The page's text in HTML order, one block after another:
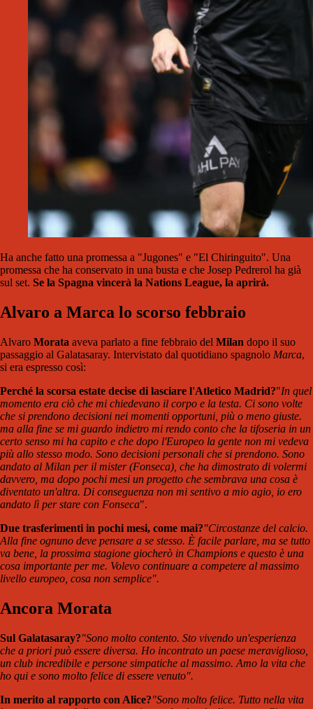
Ha anche fatto una promessa a "Jugones" e "El Chiringuito". Una
promessa che ha conservato in una busta e che Josep Pedrerol ha già
sul set. Se la Spagna vincerà la Nations League, la aprirà.
Alvaro a Marca lo scorso febbraio
Alvaro Morata aveva parlato a fine febbraio del Milan dopo il suo
passaggio al Galatasaray. Intervistato dal quotidiano spagnolo Marca,
si era espresso così:
Perché la scorsa estate decise di lasciare l'Atletico Madrid?"In quel
momento era ciò che mi chiedevano il corpo e la testa. Ci sono volte
che si prendono decisioni nei momenti opportuni, più o meno giuste.
ma alla fine se mi guardo indietro mi rendo conto che la tifoseria in un
certo senso mi ha capito e che dopo l'Europeo la gente non mi vedeva
più allo stesso modo. Sono decisioni personali che si prendono. Sono
andato al Milan per il mister (Fonseca), che ha dimostrato di volermi
davvero, ma dopo pochi mesi un progetto che sembrava una cosa è
diventato un'altra. Di conseguenza non mi sentivo a mio agio, io ero
andato lì per stare con Fonseca".
Due trasferimenti in pochi mesi, come mai?"Circostanze del calcio.
Alla fine ognuno deve pensare a se stesso. È facile parlare, ma se tutto
va bene, la prossima stagione giocherò in Champions e questo è una
cosa importante per me. Volevo continuare a competere al massimo
livello europeo, cosa non semplice".
Ancora Morata
Sul Galatasaray?"Sono molto contento. Sto vivendo un'esperienza
che a priori può essere diversa. Ho incontrato un paese meraviglioso,
un club incredibile e persone simpatiche al massimo. Amo la vita che
ho qui e sono molto felice di essere venuto".
In merito al rapporto con Alice?"Sono molto felice. Tutto nella vita